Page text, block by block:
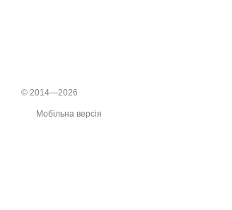
© 2014—2026
Мобільна версія